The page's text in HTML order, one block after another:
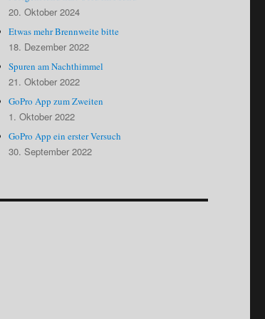
20. Oktober 2024
Etwas mehr Brennweite bitte
18. Dezember 2022
Spuren am Nachthimmel
21. Oktober 2022
GoPro App zum Zweiten
1. Oktober 2022
GoPro App ein erster Versuch
30. September 2022